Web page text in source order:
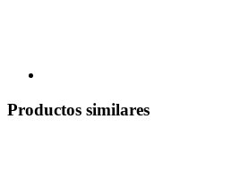
Productos similares